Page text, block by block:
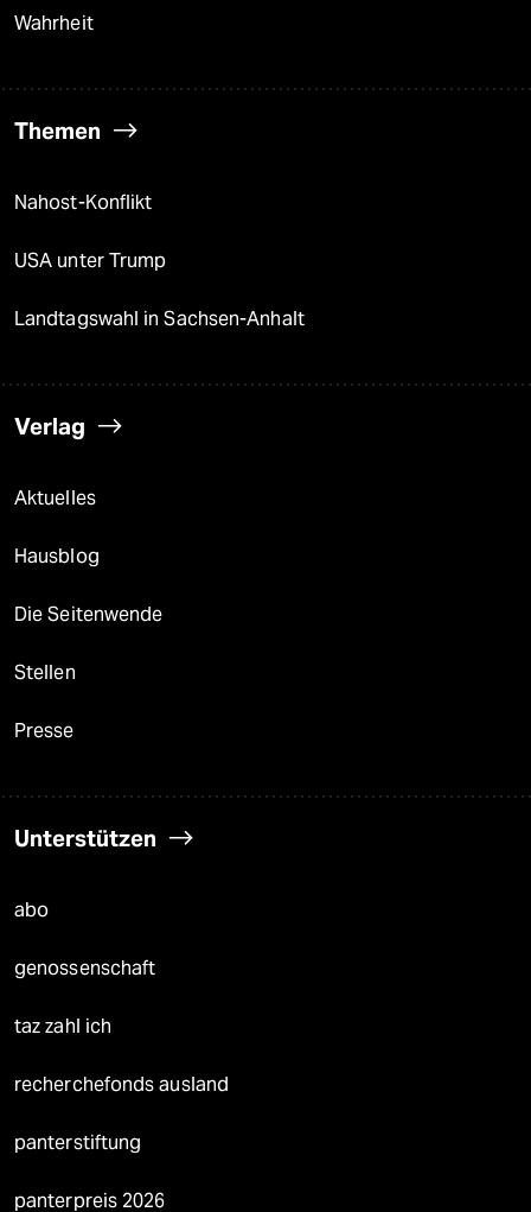
Wahrheit
Themen
Nahost-Konflikt
USA unter Trump
Landtagswahl in Sachsen-Anhalt
Verlag
Aktuelles
Hausblog
Die Seitenwende
Stellen
Presse
Unterstützen
abo
genossenschaft
taz zahl ich
recherchefonds ausland
panterstiftung
panterpreis 2026